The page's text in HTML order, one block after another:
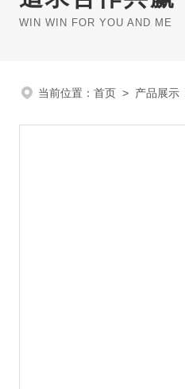
WIN WIN FOR YOU AND ME
当前位置： 首页 > 产品展示